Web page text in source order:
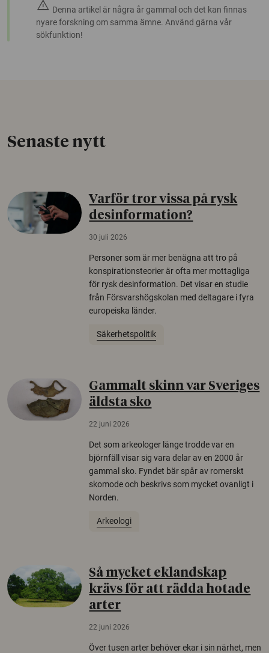
warning Denna artikel är några år gammal och det kan finnas
nyare forskning om samma ämne. Använd gärna vår
sökfunktion!
Senaste nytt
Varför tror vissa på rysk
desinformation?
30 juli 2026
Personer som är mer benägna att tro på
konspirationsteorier är ofta mer mottagliga
för rysk desinformation. Det visar en studie
från Försvarshögskolan med deltagare i fyra
europeiska länder.
Säkerhetspolitik
Gammalt skinn var Sveriges
äldsta sko
22 juni 2026
Det som arkeologer länge trodde var en
björnfäll visar sig vara delar av en 2000 år
gammal sko. Fyndet bär spår av romerskt
skomode och beskrivs som mycket ovanligt i
Norden.
Arkeologi
Så mycket eklandskap
krävs för att rädda hotade
arter
22 juni 2026
Över tusen arter behöver ekar i sin närhet, men